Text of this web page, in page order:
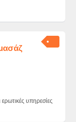
υπηρεσίες